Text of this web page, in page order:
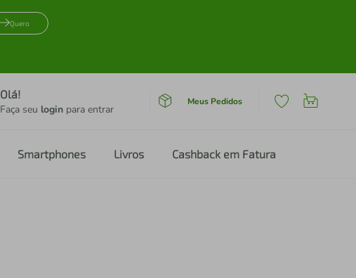
Quero
Olá!
Faça seu login para entrar
Meus Pedidos
Smartphones Livros Cashback em Fatura